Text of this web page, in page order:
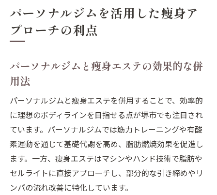
パーソナルジムを活用した痩身ア
プローチの利点
パーソナルジムと痩身エステの効果的な併
用法
パーソナルジムと痩身エステを併用することで、効率的
に理想のボディラインを目指せる点が堺市でも注目され
ています。パーソナルジムでは筋力トレーニングや有酸
素運動を通じて基礎代謝を高め、脂肪燃焼効果を促進し
ます。一方、痩身エステはマシンやハンド技術で脂肪や
セルライトに直接アプローチし、部分的な引き締めやリ
ンパの流れ改善に特化しています。